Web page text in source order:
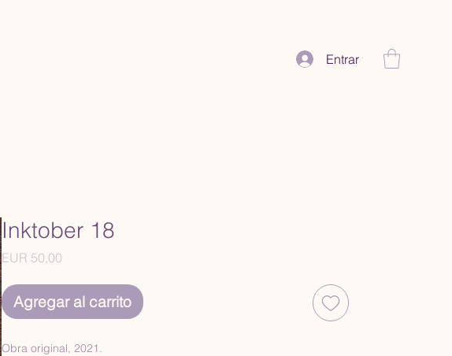
Entrar
Inktober 18
EUR 50,00Precio
Agregar al carrito
Obra original, 2021.